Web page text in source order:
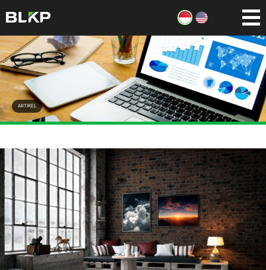
ARTIKEL